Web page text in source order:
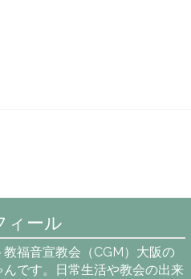
ィール
教福音宣教会（CGM）大阪の
んです。日常生活や教会の出来